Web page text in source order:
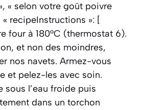
« selon votre goût poivre
recipeInstructions »: [
four à 180°C (thermostat 6).
et non des moindres,
nos navets. Armez-vous
et pelez-les avec soin.
sous l’eau froide puis
dans un torchon